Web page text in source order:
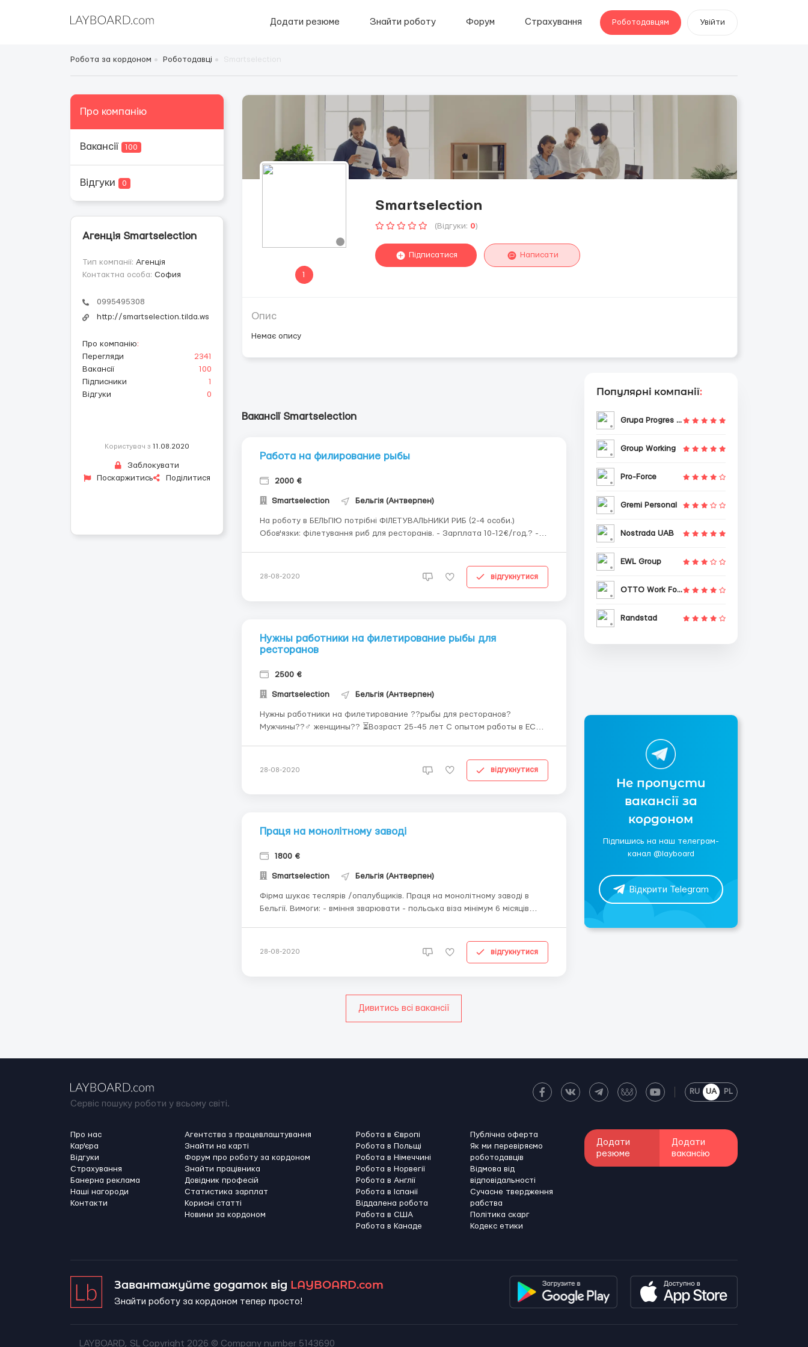
Додати резюме Знайти роботу Форум Страхування Роботодавцям Увійти
Робота за кордоном Роботодавці
Про компанію
Вакансії 100
Відгуки 0
Агенція Smartselection
Тип компанії: Агенція
Контактна особа: София
0995495308
http://smartselection.tilda.ws
Про компанію:
Перегляди
2341
Вакансії
100
Підписники
1
Відгуки
0
Користувач з 11.08.2020
Заблокувати
Поскаржитись
Поділитися
1
Smartselection
(Відгуки: 0)
Підписатися Написати
Опис
Немає опису
Вакансії Smartselection
Работа на филирование рыбы
2000 €
Smartselection Бельгія (Антверпен)
На роботу в БЕЛЬГІЮ потрібні ФІЛЕТУВАЛЬНИКИ РИБ (2-4 особи.)
Обов'язки: філетування риб для ресторанів. - Зарплата 10-12€/год.? -
28-08-2020 відгукнутися
Нужны работники на филетирование рыбы для
ресторанов
2500 €
Smartselection Бельгія (Антверпен)
Нужны работники на филетирование ??рыбы для ресторанов?
Мужчины??‍♂️ женщины?‍? ⏳Возраст 25-45 лет С опытом работы в ЕС
28-08-2020 відгукнутися
Праця на монолітному заводі
1800 €
Smartselection Бельгія (Антверпен)
Фірма шукає теслярів /опалубщиків. Праця на монолітному заводі в
Бельгії. Вимоги: - вміння зварювати - польська віза мінімум 6 місяців
28-08-2020 відгукнутися
Дивитись всі вакансії
Популярні компанії:
Grupa Progres Sp. z o.o.
Group Working
Pro-Force
Gremi Personal
Nostrada UAB
EWL Group
OTTO Work Force
Randstad
Не пропусти
вакансії за
кордоном
Підпишись на наш телеграм-
канал @layboard
Відкрити Telegram
Сервіс пошуку роботи у всьому світі.
RU UA PL
Про нас
Кар'єра
Відгуки
Страхування
Банерна реклама
Наші нагороди
Контакти
Агентства з працевлаштування
Знайти на карті
Форум про роботу за кордоном
Знайти працівника
Довідник професій
Статистика зарплат
Корисні статті
Новини за кордоном
Робота в Європі
Робота в Польщі
Робота в Німеччині
Робота в Норвегії
Робота в Англії
Робота в Іспанії
Віддалена робота
Работа в США
Работа в Канадe
Публічна оферта
Як ми перевіряємо
роботодавців
Відмова від
відповідальності
Сучасне твердження
рабства
Політика скарг
Кодекс етики
Додати
резюме
Додати
вакансію
Завантажуйте додаток від LAYBOARD.com
Знайти роботу за кордоном тепер просто!
LAYBOARD, SL Copyright 2026 © Company number 5143690